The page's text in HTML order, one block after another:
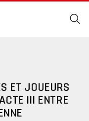
ET JOUEURS
III ENTRE